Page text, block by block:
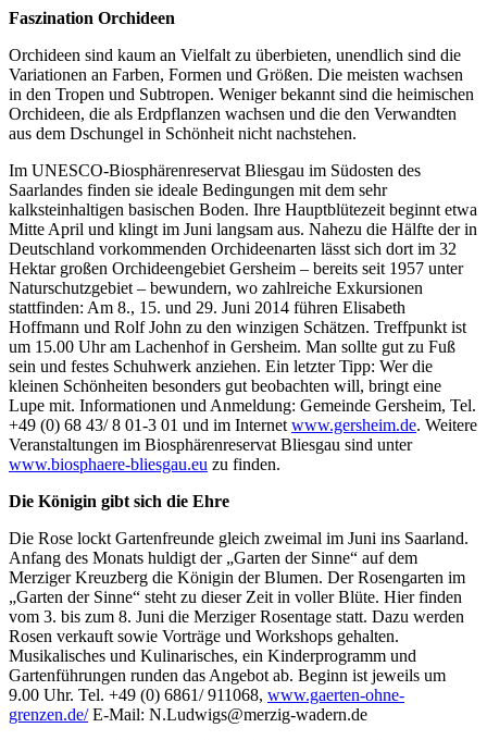
Faszination Orchideen
Orchideen sind kaum an Vielfalt zu überbieten, unendlich sind die
Variationen an Farben, Formen und Größen. Die meisten wachsen
in den Tropen und Subtropen. Weniger bekannt sind die heimischen
Orchideen, die als Erdpflanzen wachsen und die den Verwandten
aus dem Dschungel in Schönheit nicht nachstehen.
Im UNESCO-Biosphärenreservat Bliesgau im Südosten des
Saarlandes finden sie ideale Bedingungen mit dem sehr
kalksteinhaltigen basischen Boden. Ihre Hauptblütezeit beginnt etwa
Mitte April und klingt im Juni langsam aus. Nahezu die Hälfte der in
Deutschland vorkommenden Orchideenarten lässt sich dort im 32
Hektar großen Orchideengebiet Gersheim – bereits seit 1957 unter
Naturschutzgebiet – bewundern, wo zahlreiche Exkursionen
stattfinden: Am 8., 15. und 29. Juni 2014 führen Elisabeth
Hoffmann und Rolf John zu den winzigen Schätzen. Treffpunkt ist
um 15.00 Uhr am Lachenhof in Gersheim. Man sollte gut zu Fuß
sein und festes Schuhwerk anziehen. Ein letzter Tipp: Wer die
kleinen Schönheiten besonders gut beobachten will, bringt eine
Lupe mit. Informationen und Anmeldung: Gemeinde Gersheim, Tel.
+49 (0) 68 43/ 8 01-3 01 und im Internet www.gersheim.de. Weitere
Veranstaltungen im Biosphärenreservat Bliesgau sind unter
www.biosphaere-bliesgau.eu zu finden.
Die Königin gibt sich die Ehre
Die Rose lockt Gartenfreunde gleich zweimal im Juni ins Saarland.
Anfang des Monats huldigt der „Garten der Sinne“ auf dem
Merziger Kreuzberg die Königin der Blumen. Der Rosengarten im
„Garten der Sinne“ steht zu dieser Zeit in voller Blüte. Hier finden
vom 3. bis zum 8. Juni die Merziger Rosentage statt. Dazu werden
Rosen verkauft sowie Vorträge und Workshops gehalten.
Musikalisches und Kulinarisches, ein Kinderprogramm und
Gartenführungen runden das Angebot ab. Beginn ist jeweils um
9.00 Uhr. Tel. +49 (0) 6861/ 911068, www.gaerten-ohne-
grenzen.de/E-Mail: N.Ludwigs@merzig-wadern.de